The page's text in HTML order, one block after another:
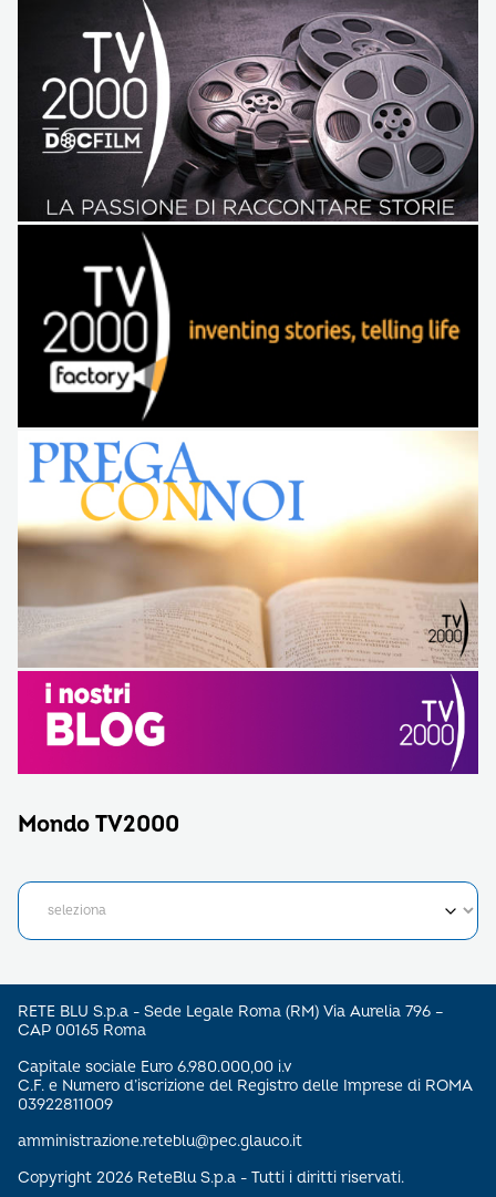
Mondo TV2000
RETE BLU S.p.a - Sede Legale Roma (RM) Via Aurelia 796 –
CAP 00165 Roma
Capitale sociale Euro 6.980.000,00 i.v
C.F. e Numero d’iscrizione del Registro delle Imprese di ROMA
03922811009
amministrazione.reteblu@pec.glauco.it
Copyright 2026 ReteBlu S.p.a - Tutti i diritti riservati.